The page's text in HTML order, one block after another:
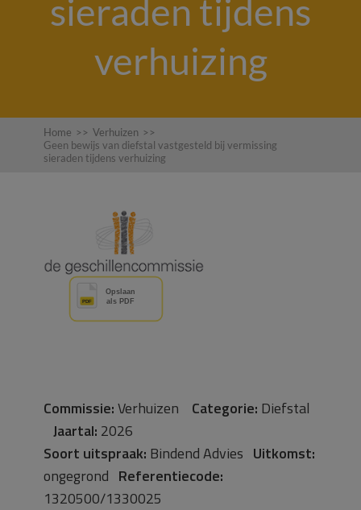
sieraden tijdens
verhuizing
Home >> Verhuizen >>
Geen bewijs van diefstal vastgesteld bij vermissing
sieraden tijdens verhuizing
Commissie:Verhuizen Categorie: Diefstal
Jaartal: 2026
Soort uitspraak: Bindend Advies Uitkomst:
ongegrond Referentiecode:
1320500/1330025